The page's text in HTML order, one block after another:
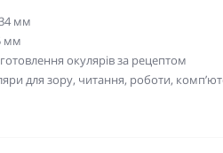
мм
мм
окулярів за рецептом
для зору, читання, роботи,